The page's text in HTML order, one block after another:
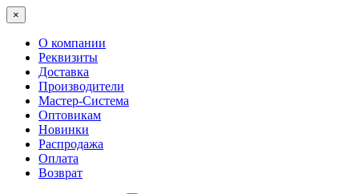
×
О компании
Реквизиты
Доставка
Производители
Мастер-Система
Оптовикам
Новинки
Распродажа
Оплата
Возврат